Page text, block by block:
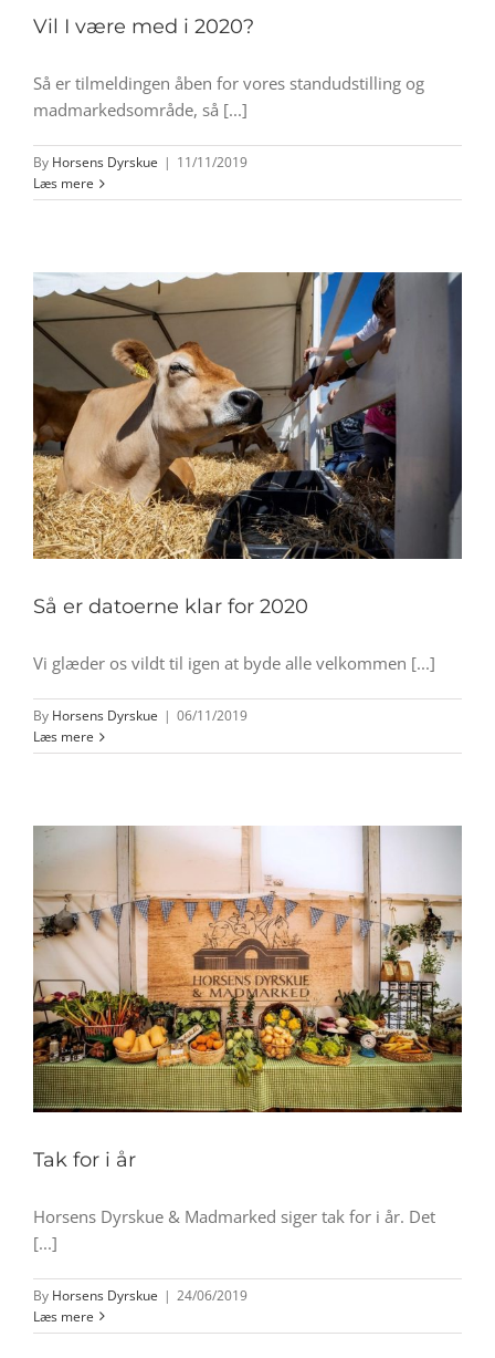
Vil I være med i 2020?
Så er tilmeldingen åben for vores standudstilling og
madmarkedsområde, så [...]
By Horsens Dyrskue | 11/11/2019
Læs mere
Så er datoerne klar for 2020
Vi glæder os vildt til igen at byde alle velkommen [...]
By Horsens Dyrskue | 06/11/2019
Læs mere
Tak for i år
Horsens Dyrskue & Madmarked siger tak for i år. Det
[...]
By Horsens Dyrskue | 24/06/2019
Læs mere